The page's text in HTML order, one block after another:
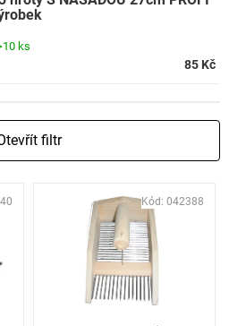
ks
85 Kč
filtr
Kód: 042388